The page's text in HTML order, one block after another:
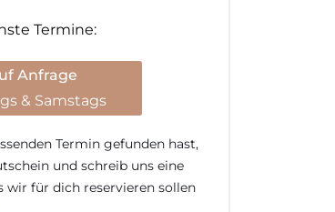
Termine:
Anfrage
& Samstags
Termin gefunden hast,
und schreib uns eine
wir für dich reservieren sollen